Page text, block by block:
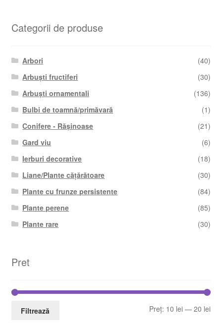
Categorii de produse
Arbori
(40)
Arbuști fructiferi
(30)
Arbuști ornamentali
(136)
Bulbi de toamnă/primăvară
(1)
Conifere - Rășinoase
(21)
Gard viu
(6)
Ierburi decorative
(18)
Liane/Plante cățărătoare
(30)
Plante cu frunze persistente
(84)
Plante perene
(85)
Plante rare
(30)
Pret
Filtrează Preț: 10 lei —20 lei